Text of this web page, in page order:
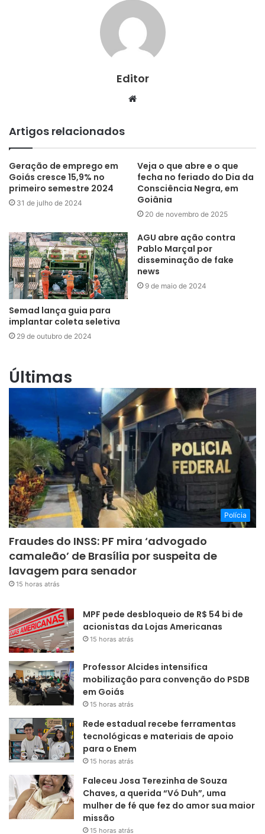
Editor
Website
Artigos relacionados
Geração de emprego em
Goiás cresce 15,9% no
primeiro semestre 2024
31 de julho de 2024
Veja o que abre e o que
fecha no feriado do Dia da
Consciência Negra, em
Goiânia
20 de novembro de 2025
Semad lança guia para
implantar coleta seletiva
29 de outubro de 2024
AGU abre ação contra
Pablo Marçal por
disseminação de fake
news
9 de maio de 2024
Últimas
Polícia
Fraudes do INSS: PF mira ‘advogado
camaleão’ de Brasília por suspeita de
lavagem para senador
15 horas atrás
MPF pede desbloqueio de R$ 54 bi de
acionistas da Lojas Americanas
15 horas atrás
Professor Alcides intensifica
mobilização para convenção do PSDB
em Goiás
15 horas atrás
Rede estadual recebe ferramentas
tecnológicas e materiais de apoio
para o Enem
15 horas atrás
Faleceu Josa Terezinha de Souza
Chaves, a querida “Vó Duh”, uma
mulher de fé que fez do amor sua maior
missão
15 horas atrás